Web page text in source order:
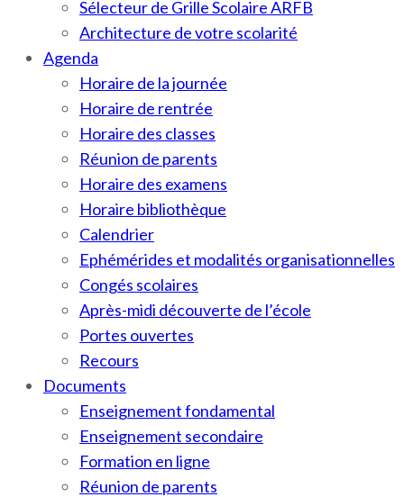
Sélecteur de Grille Scolaire ARFB
Architecture de votre scolarité
Agenda
Horaire de la journée
Horaire de rentrée
Horaire des classes
Réunion de parents
Horaire des examens
Horaire bibliothèque
Calendrier
Ephémérides et modalités organisationnelles
Congés scolaires
Après-midi découverte de l’école
Portes ouvertes
Recours
Documents
Enseignement fondamental
Enseignement secondaire
Formation en ligne
Réunion de parents